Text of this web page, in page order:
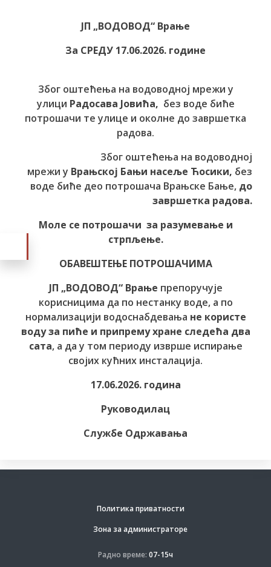
ЈП „ВОДОВОД“ Врање
За СРЕДУ 17.06.2026. године
Због оштећења на водоводној мрежи у
улици Радосава Јовића, без воде биће
потрошачи те улице и околне до завршетка
радова.
Због оштећења на водоводној
мрежи у Врањској Бањи насеље Ћосики, без
воде биће део потрошача Врањске Бање, до
завршетка радова.
Моле се потрошачи за разумевање и
стрпљење.
ОБАВЕШТЕЊЕ ПОТРОШАЧИМА
ЈП „ВОДОВОД“ Врање препоручује
корисницима да по нестанку воде, а по
нормализацији водоснабдевања не користе
воду за пиће и припрему хране следећа два
сата, а да у том периоду изврше испирање
својих кућних инсталација.
17.06.2026. година
Руководилац
Службе Одржавања
Политика приватности
Зона за администраторе
Радно време: 07-15ч